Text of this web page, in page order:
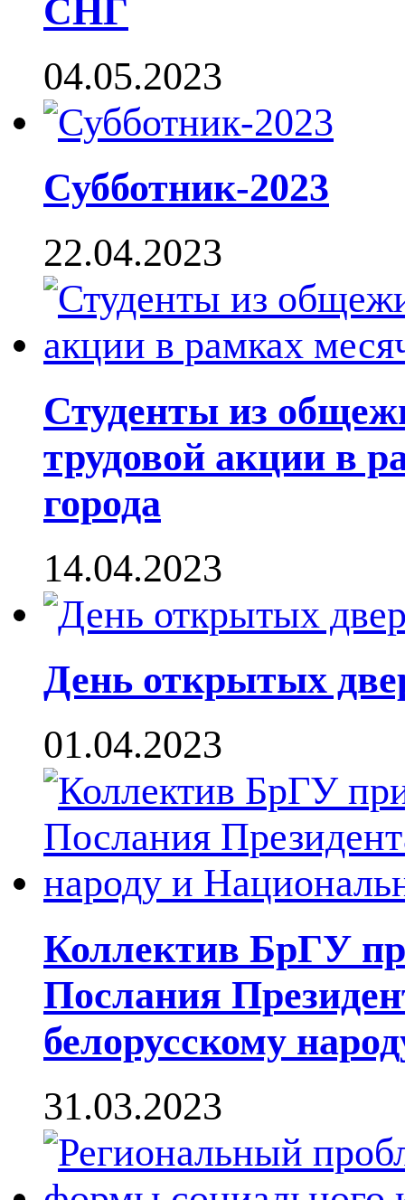
СНГ
04.05.2023
Субботник-2023
22.04.2023
Студенты из
трудовой акции в
города
14.04.2023
День открытых
01.04.2023
Коллектив БрГУ
Послания
белорусскому
31.03.2023